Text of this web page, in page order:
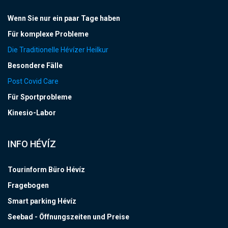
Wenn Sie nur ein paar Tage haben
Für komplexe Probleme
Die Traditionelle Hévízer Heilkur
Besondere Fälle
Post Covid Care
Für Sportprobleme
Kinesio-Labor
INFO HÉVÍZ
Tourinform Büro Hévíz
Fragebogen
Smart parking Hévíz
Seebad - Öffnungszeiten und Preise